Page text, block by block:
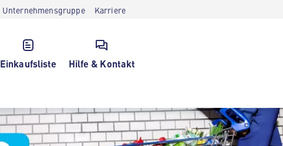
Unternehmensgruppe Karriere
Einkaufsliste Hilfe & Kontakt